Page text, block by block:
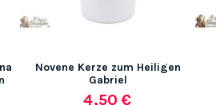
Novene Kerze zum Heiligen
Gabriel
4,50 €